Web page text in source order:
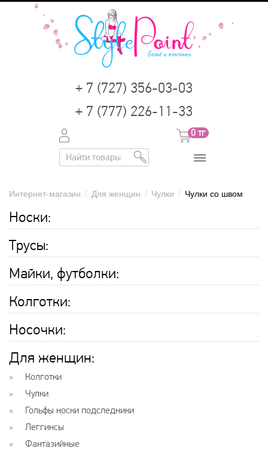
+ 7 (727) 356-03-03
+ 7 (777) 226-11-33
0 тг
Интернет-магазин / Для женщин / Чулки / Чулки со швом
Носки:
Трусы:
Майки, футболки:
Колготки:
Носочки:
Для женщин:
Колготки
Чулки
Гольфы носки подследники
Леггинсы
Фантазийные